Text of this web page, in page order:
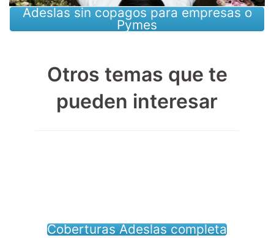
Adeslas sin copagos para empresas o
Pymes
Otros temas que te
pueden interesar
Coberturas Adeslas completa